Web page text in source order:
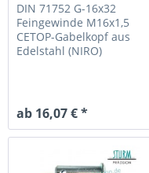
DIN 71752 G-16x32
Feingewinde M16x1,5
CETOP-Gabelkopf aus
Edelstahl (NIRO)
ab 16,07 € *